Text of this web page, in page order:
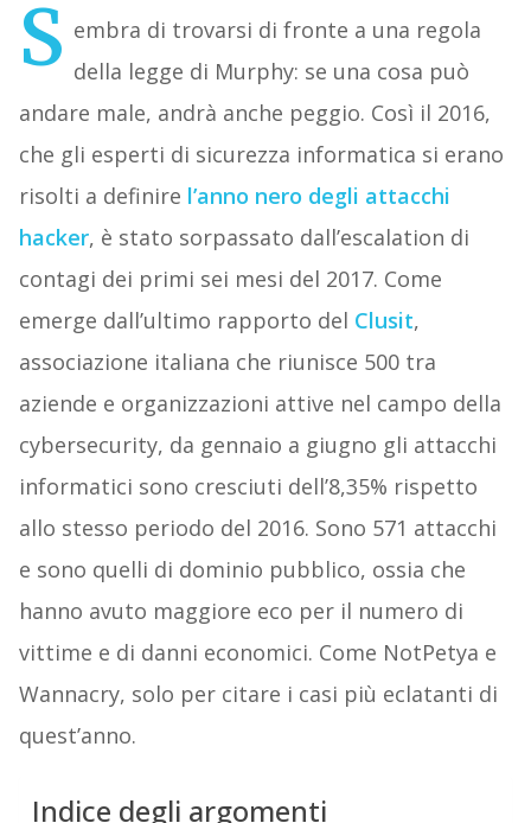
S embra di trovarsi di fronte a una regola
della legge di Murphy: se una cosa può
andare male, andrà anche peggio. Così il 2016,
che gli esperti di sicurezza informatica si erano
risolti a definire l’anno nero degli attacchi
hacker, è stato sorpassato dall’escalation di
contagi dei primi sei mesi del 2017. Come
emerge dall’ultimo rapporto del Clusit,
associazione italiana che riunisce 500 tra
aziende e organizzazioni attive nel campo della
cybersecurity, da gennaio a giugno gli attacchi
informatici sono cresciuti dell’8,35% rispetto
allo stesso periodo del 2016. Sono 571 attacchi
e sono quelli di dominio pubblico, ossia che
hanno avuto maggiore eco per il numero di
vittime e di danni economici. Come NotPetya e
Wannacry, solo per citare i casi più eclatanti di
quest’anno.
Indice degli argomenti